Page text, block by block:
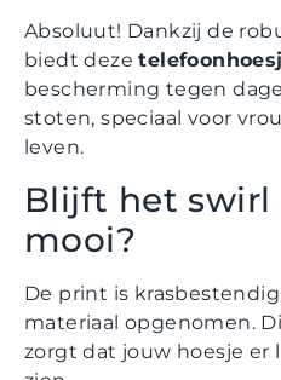
Absoluut! Dankzij de
biedt deze
bescherming tegen
stoten, speciaal voor
leven.
Blijft het swirl
mooi?
De print is
materiaal opgenomen.
zorgt dat jouw hoesje er